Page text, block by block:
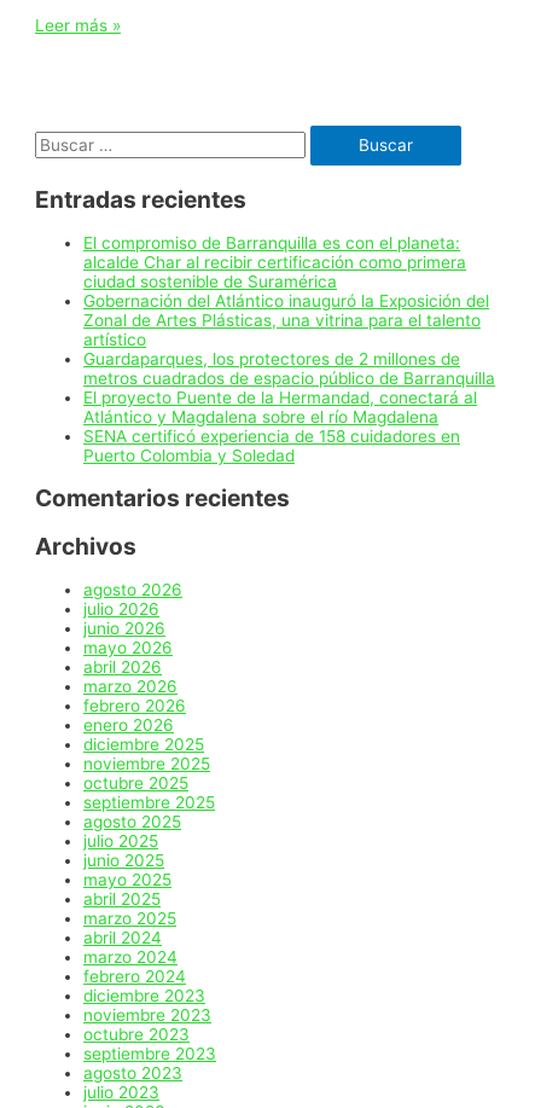
«Seguimos
y
con
capacidad»:
Noguera
Leer más »
Buscar:
Entradas recientes
El compromiso de Barranquilla es con el planeta:
alcalde Char al recibir certificación como primera
ciudad sostenible de Suramérica
Gobernación del Atlántico inauguró la Exposición del
Zonal de Artes Plásticas, una vitrina para el talento
artístico
Guardaparques, los protectores de 2 millones de
metros cuadrados de espacio público de Barranquilla
El proyecto Puente de la Hermandad, conectará al
Atlántico y Magdalena sobre el río Magdalena
SENA certificó experiencia de 158 cuidadores en
Puerto Colombia y Soledad
Comentarios recientes
Archivos
agosto 2026
julio 2026
junio 2026
mayo 2026
abril 2026
marzo 2026
febrero 2026
enero 2026
diciembre 2025
noviembre 2025
octubre 2025
septiembre 2025
agosto 2025
julio 2025
junio 2025
mayo 2025
abril 2025
marzo 2025
abril 2024
marzo 2024
febrero 2024
diciembre 2023
noviembre 2023
octubre 2023
septiembre 2023
agosto 2023
julio 2023